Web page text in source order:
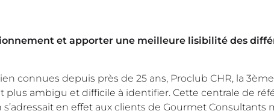
et apporter une meilleure lisibilité des
connues depuis près de 25 ans, Proclub CHR, la
plus ambigu et difficile à identifier. Cette centrale de
en effet aux clients de Gourmet Consultants